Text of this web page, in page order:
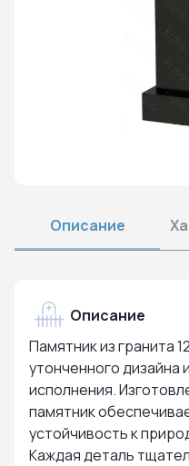
Описание
Описание
Памятник из гранита
утонченного дизайна
исполнения.
памятник
устойчивость к
Каждая деталь